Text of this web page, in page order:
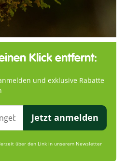
Klick entfernt:
und exklusive Rabatte
Jetzt anmelden
über den Link in unserem Newsletter